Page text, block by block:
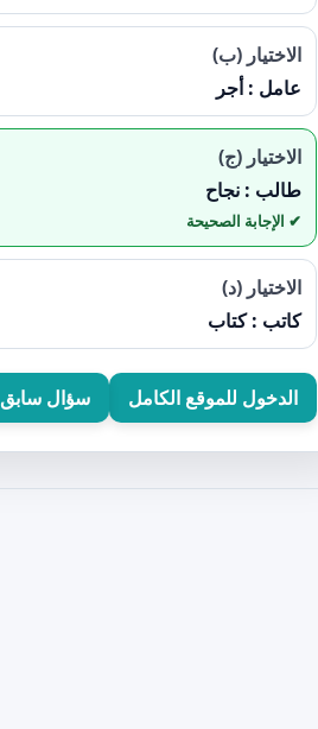
الاختيار (ب)
عامل : أجر
الاختيار (ج)
طالب : نجاح
الاختيار (د)
كاتب : كتاب
الدخول للموقع الكامل سؤال سابق